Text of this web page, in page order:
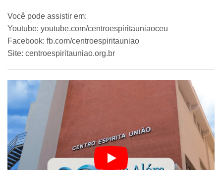
Você pode assistir em:
Youtube: youtube.com/centroespiritauniaoceu
Facebook: fb.com/centroespiritauniao
Site: centroespiritauniao.org.br